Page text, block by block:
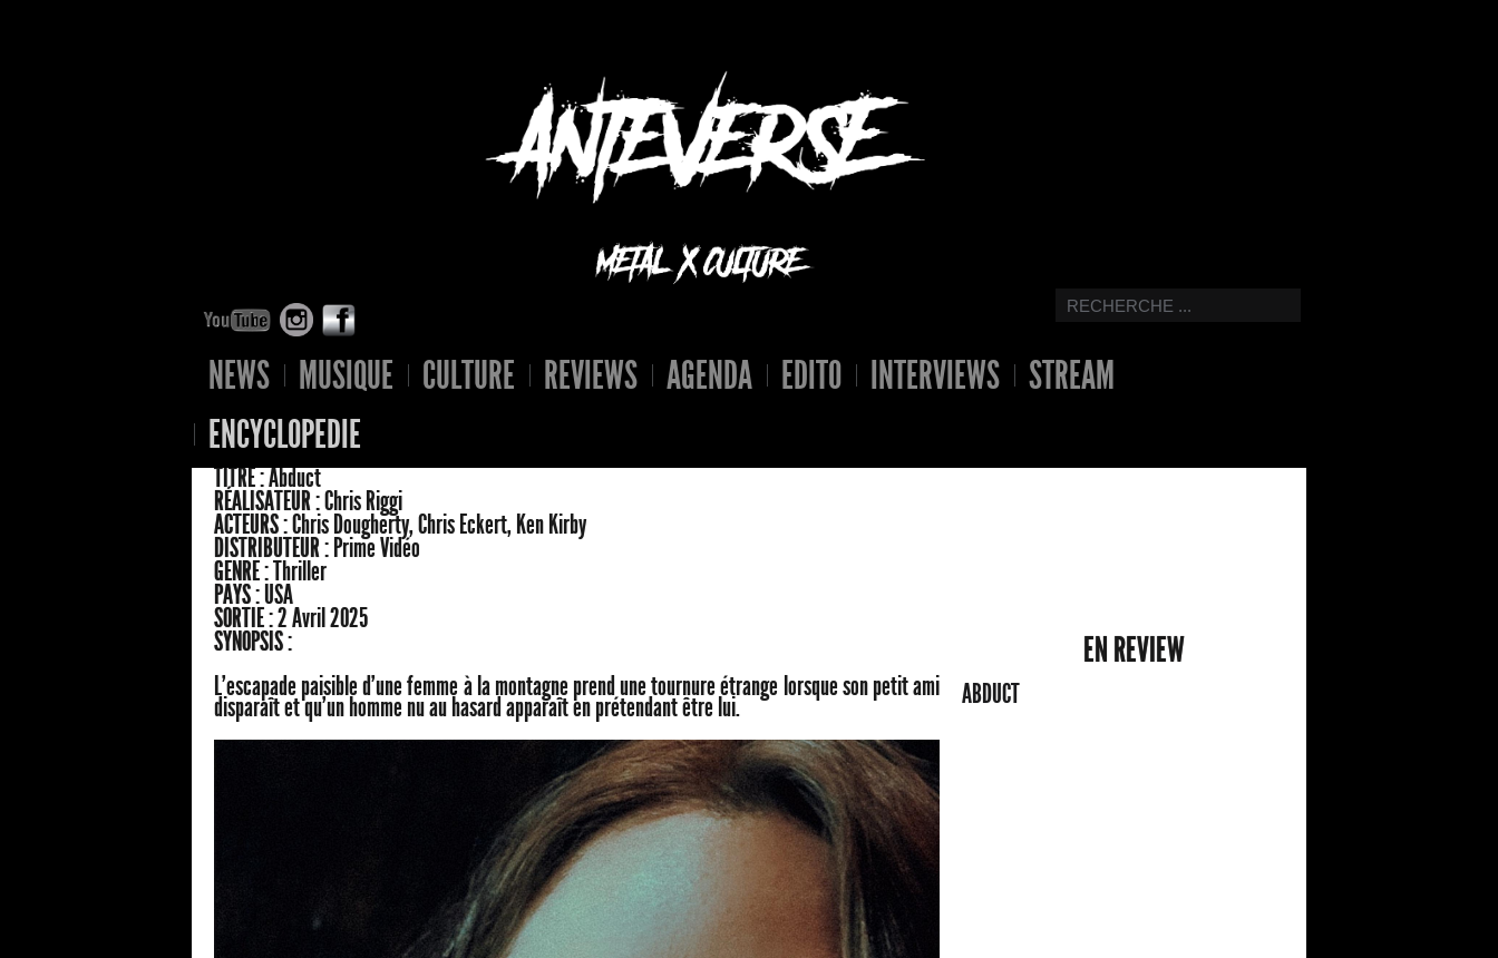
NEWS MUSIQUE CULTURE REVIEWS AGENDA EDITO INTERVIEWS
STREAM
ENCYCLOPEDIE
TITRE :Abduct
RÉALISATEUR :Chris Riggi
ACTEURS :Chris Dougherty, Chris Eckert, Ken Kirby
DISTRIBUTEUR : Prime Vidéo
GENRE :Thriller
PAYS :USA
SORTIE :2 Avril 2025
SYNOPSIS :
L'escapade paisible d'une femme à la montagne prend une tournure étrange lorsque son petit ami
disparaît et qu'un homme nu au hasard apparaît en prétendant être lui.
EN REVIEW
ABDUCT